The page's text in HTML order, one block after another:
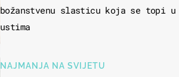
božanstvenu slasticu koja se topi u
ustima
NAJMANJA NA SVIJETU